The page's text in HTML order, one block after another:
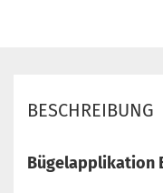
BESCHREIBUNG
Bügelapplikation